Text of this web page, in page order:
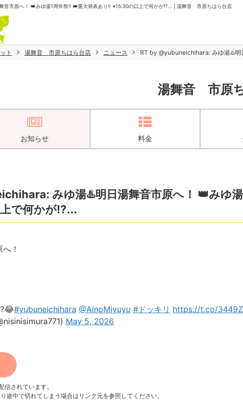
市原へ！ 👑みゆ湯1周年祭‼️ 👑重大発表あり‼️ ※15:30の口上で何かが⁉... | 湯舞音 市原ちはら台店
ト 湯舞音 市原ちはら台店 ニュース RT by @yubuneichihara: みゆ湯♨️明
湯舞音 市原
お知らせ 料金
みゆ湯♨️明日湯舞音市原へ！ 👑みゆ
で何かが⁉...
！
#yubuneichihara @AinoMiyuyu #ドッキリ https://t.co/
May 5, 2026
されています。
途中で切れてしまう場合はリンク元を参照してください。